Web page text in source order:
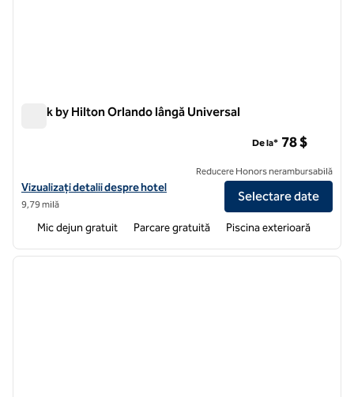
Spark by Hilton Orlando lângă Universal
Vizualizați detaliile hotelului Spark by Hilton Orlando în apropiere de
Vizualizați detalii despre hotel
9,79 milă
De la* 78 $
Reducere Honors nerambursabilă
Selectare date
Mic dejun gratuit Parcare gratuită Piscina exterioară
1 din 12